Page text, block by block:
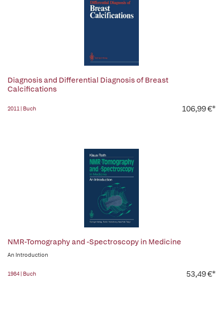
Diagnosis and Differential Diagnosis of Breast
Calcifications
2011 | Buch 106,99 €*
NMR-Tomography and -Spectroscopy in Medicine
An Introduction
1984 | Buch 53,49 €*